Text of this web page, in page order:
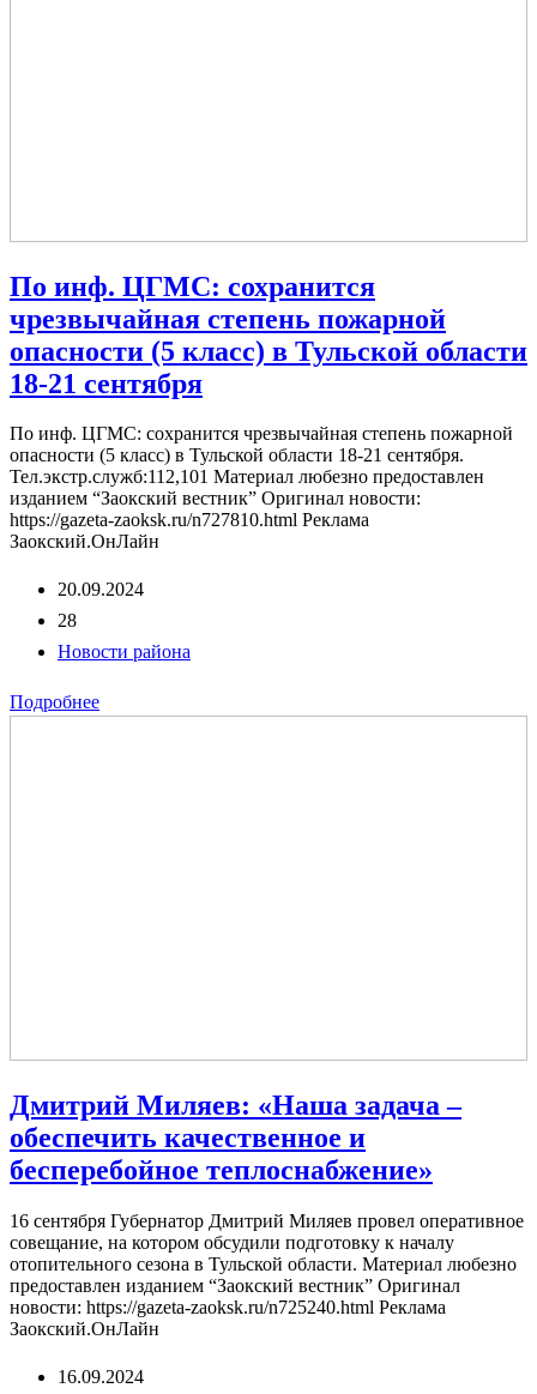
По инф. ЦГМС: сохранится
чрезвычайная степень пожарной
опасности (5 класс) в Тульской области
18-21 сентября
По инф. ЦГМС: сохранится чрезвычайная степень пожарной
опасности (5 класс) в Тульской области 18-21 сентября.
Тел.экстр.служб:112,101 Материал любезно предоставлен
изданием “Заокский вестник” Оригинал новости:
https://gazeta-zaoksk.ru/n727810.html Реклама
Заокский.ОнЛайн
20.09.2024
28
Новости района
Подробнее
Дмитрий Миляев: «Наша задача –
обеспечить качественное и
бесперебойное теплоснабжение»
16 сентября Губернатор Дмитрий Миляев провел оперативное
совещание, на котором обсудили подготовку к началу
отопительного сезона в Тульской области. Материал любезно
предоставлен изданием “Заокский вестник” Оригинал
новости: https://gazeta-zaoksk.ru/n725240.html Реклама
Заокский.ОнЛайн
16.09.2024